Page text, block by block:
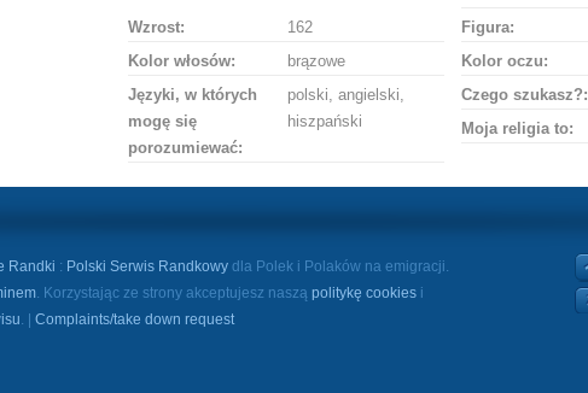
Wzrost:
162 Figura:
Kolor włosów:
brązowe Kolor oczu:
Języki, w których
mogę się
porozumiewać:
polski, angielski,
hiszpański
Czego szukasz?:
Moja religia to:
Randki : Polski Serwis Randkowy dla Polek i Polaków na emigracji.
. Korzystając ze strony akceptujesz naszą politykę cookies i
. | Complaints/take down request